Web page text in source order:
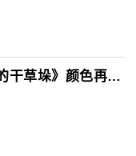
《正午阳光下的干草垛》颜色再加..